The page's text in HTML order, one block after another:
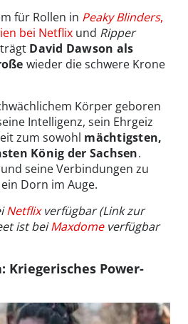
für Rollen in Peaky Blinders,
bei Netflix und Ripper
David Dawson als
wieder die schwere Krone
Körper geboren
Intelligenz, sein Ehrgeiz
zum sowohl mächtigsten,
König der Sachsen.
seine Verbindungen zu
Dorn im Auge.
Netflixverfügbar (Link zur
ist beiMaxdomeverfügbar
Kriegerisches Power-